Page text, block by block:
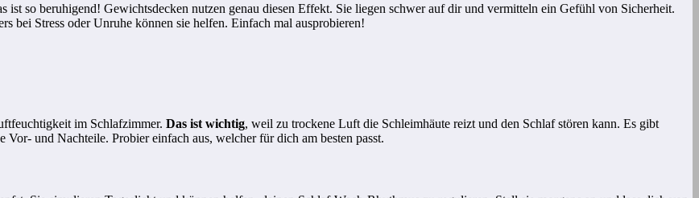
so beruhigend! Gewichtsdecken nutzen genau diesen Effekt. Sie liegen schwer auf dir und vermitteln ein Gefühl von Sicherheit.
bei Stress oder Unruhe können sie helfen. Einfach mal ausprobieren!
im Schlafzimmer. Das ist wichtig, weil zu trockene Luft die Schleimhäute reizt und den Schlaf stören kann. Es gibt
Vor- und Nachteile. Probier einfach aus, welcher für dich am besten passt.